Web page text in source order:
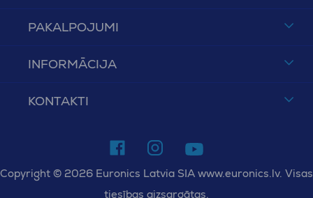
PAKALPOJUMI
INFORMĀCIJA
KONTAKTI
Copyright © 2026 Euronics Latvia SIA www.euronics.lv. Visas
tiesības aizsargātas.